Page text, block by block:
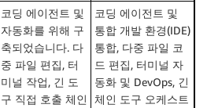
코딩 에이전트 및
자동화를 위해 구
축되었습니다. 다
중 파일 편집, 터
미널 작업, 긴 도
구 직접 호출 체인
코딩 에이전트 및
통합 개발 환경(IDE)
통합, 다중 파일 코
드 편집, 터미널 자
동화 및 DevOps, 긴
체인 도구 오케스트